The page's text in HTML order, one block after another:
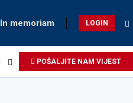
In memoriam LOGIN
POŠALJITE NAM VIJEST